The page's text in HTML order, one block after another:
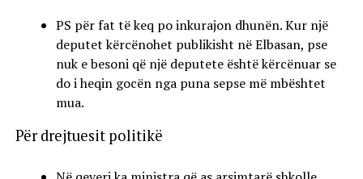
PS për fat të keq po inkurajon dhunën. Kur një
deputet kërcënohet publikisht në Elbasan, pse
nuk e besoni që një deputete është kërcënuar se
do i heqin gocën nga puna sepse më mbështet
mua.
Për drejtuesit politikë